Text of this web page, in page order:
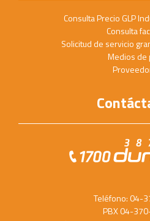
Consulta Precio GLP
Consulta
Solicitud de servicio
Medios de
Teléfono: 04-
PBX 04-